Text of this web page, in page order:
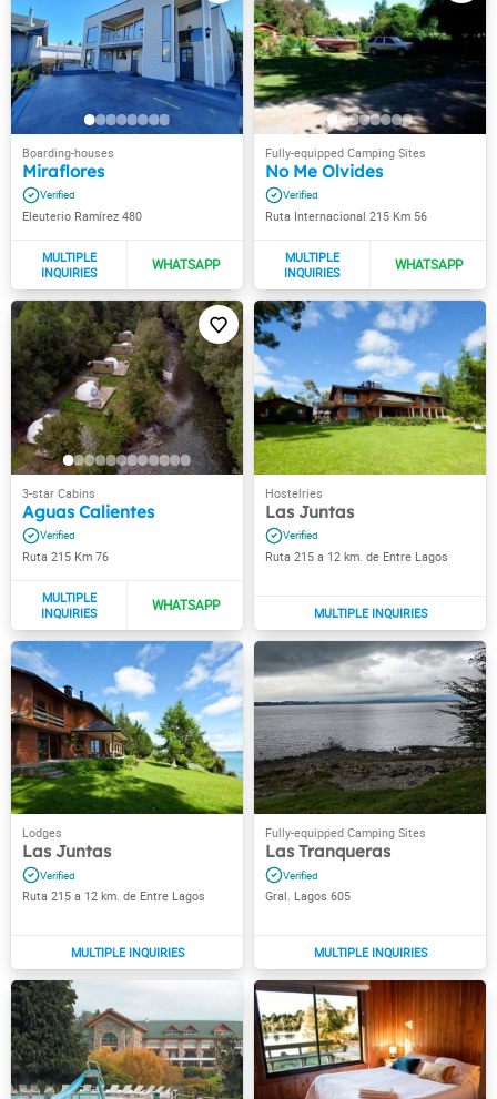
Miraflores
Eleuterio Ramírez 480
No Me Olvides
Ruta Internacional 215 Km 56
Aguas Calientes
Ruta 215 Km 76
Las Juntas
Ruta 215 a 12 km. de Entre Lagos
Las Juntas
Ruta 215 a 12 km. de Entre Lagos
Las Tranqueras
Gral. Lagos 605